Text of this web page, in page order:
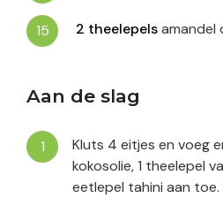
2 theelepelsamandel
Aan de slag
Kluts 4 eitjes en voeg
kokosolie, 1 theelepel
eetlepel tahini aan